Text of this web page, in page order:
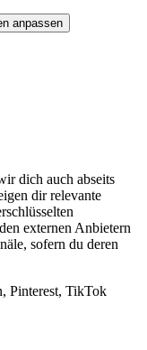
anpassen
dich auch abseits
dir relevante
externen Anbietern
sofern du deren
Pinterest, TikTok